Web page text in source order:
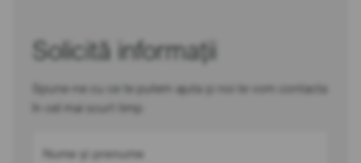
Solicită informații
Spune-ne cu ce te putem ajuta și noi te vom contacta
în cel mai scurt timp
Nume și prenume